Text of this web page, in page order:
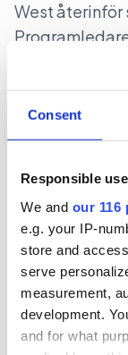
Consent
Responsible
We and our 116
e.g. your IP-
store and
serve
measurement,
development.
and for what
West återinför
vanligtvis
”Ebba
hårdare
KD-ledaren